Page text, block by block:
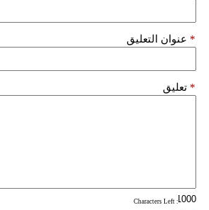
عنوان التعليق *
تعليق *
: Characters Left